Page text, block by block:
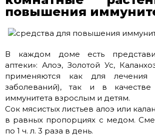
повышения
В каждом доме есть
аптеки»: Алоэ, Золотой Ус,
применяются как для лечения
заболеваний), так и в
иммунитета взрослым и детям.
Сок мясистых листьев алоэ или
в равных пропорциях с медом.
по 1 ч. л. 3 раза в день.